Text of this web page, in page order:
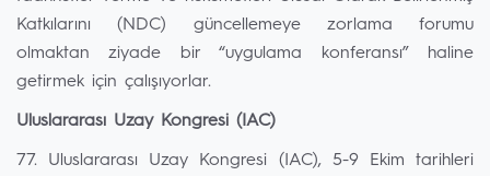
Katkılarını (NDC) güncellemeye zorlama forumu
olmaktan ziyade bir “uygulama konferansı” haline
getirmek için çalışıyorlar.
Uluslararası Uzay Kongresi (IAC)
77. Uluslararası Uzay Kongresi (IAC), 5-9 Ekim tarihleri